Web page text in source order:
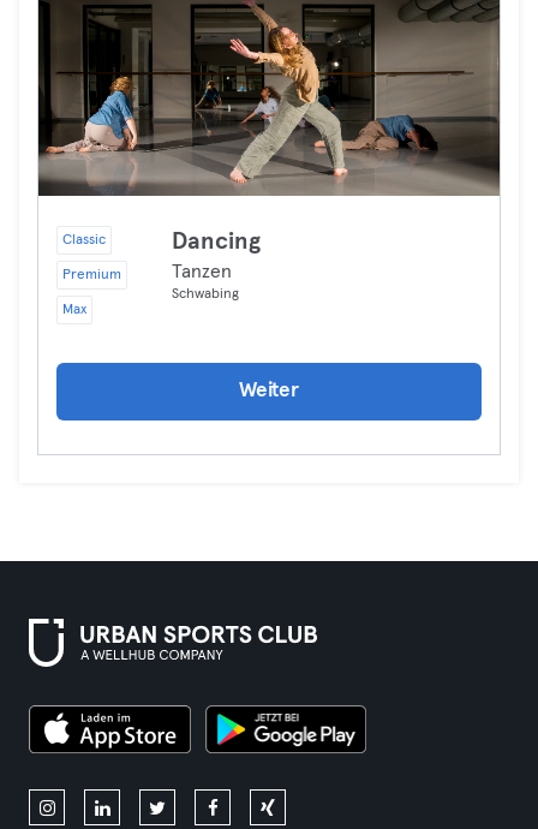
Classic
Premium
Max
Dancing
Tanzen
Schwabing
Weiter